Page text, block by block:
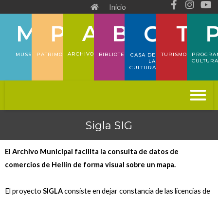
contenido
Inicio
F
a
c
o
-
I
n
g
r
m
Y
o
u
u
b
e
MUSS PATRIMONIOARCHIVO BIBLIOTECACASA DE
LA
CULTURA
TURISMO
Sigla SIG
El Archivo Municipal facilita la consulta de datos de
comercios de Hellín de forma visual sobre un mapa.
El proyecto SIGLAconsiste en dejar constancia de las licencias de